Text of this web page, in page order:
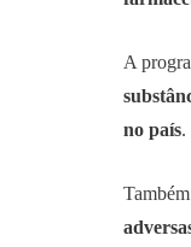
A
no país.